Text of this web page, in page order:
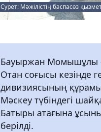
Сурет: Мәжілістің баспасөз
Бауыржан Момышұлы
Отан соғысы кезінде
дивизиясының
Мәскеу түбіндегі
Батыры атағына
берілді.